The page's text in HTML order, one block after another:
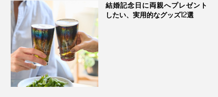
えの必要もありません。
疲れを感じたら、仕事の合間に、ソファで。
結婚記念日に両親へプレゼント
したい、実用的なグッズ12選